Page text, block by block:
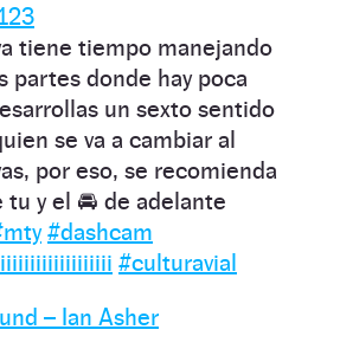
tiene tiempo manejando
partes donde hay poca
un sexto sentido
se va a cambiar al
por eso, se recomienda
y el 🚘 de adelante
#dashcam
#culturavial
– Ian Asher